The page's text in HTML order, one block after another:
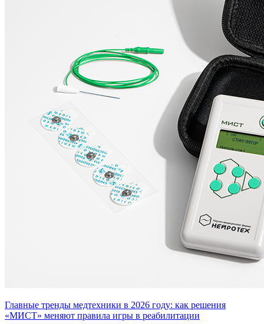
Главные тренды медтехники в 2026 году: как решения
«МИСТ» меняют правила игры в реабилитации